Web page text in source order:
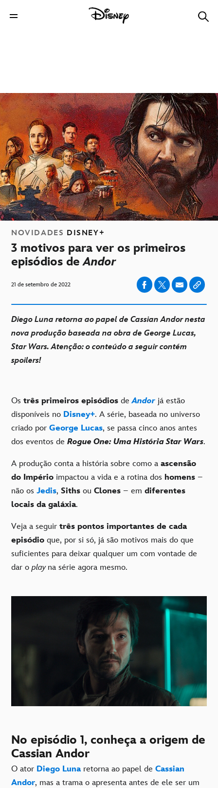
NOVIDADES DISNEY+
3 motivos para ver os primeiros
episódios deAndor
21 de setembro de 2022
Diego Luna retorna ao papel de Cassian Andor nesta
nova produção baseada na obra de George Lucas,
Star Wars. Atenção: o conteúdo a seguir contém
spoilers!
Os três primeiros episódios deAndor já estão
disponíveis no Disney+. A série, baseada no universo
criado por George Lucas, se passa cinco anos antes
dos eventos de Rogue One: Uma História Star Wars.
A produção conta a história sobre como a ascensão
do Império impactou a vida e a rotina dos homens –
não os Jedis, Siths ou Clones – em diferentes
locais da galáxia.
Veja a seguir três pontos importantes de cada
episódio que, por si só, já são motivos mais do que
suficientes para deixar qualquer um com vontade de
dar oplay na série agora mesmo.
No episódio 1, conheça a origem de
Cassian Andor
O ator Diego Lunaretorna ao papel de Cassian
Andor, mas a trama o apresenta antes de ele ser um